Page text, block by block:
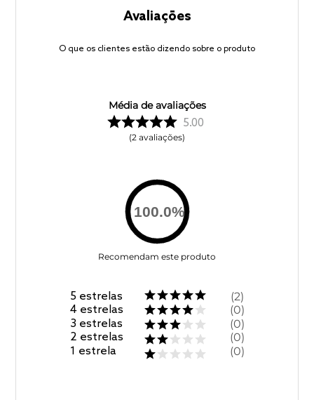
Avaliações
O que os clientes estão dizendo sobre o produto
Média de avaliações
5.00
2 avaliações
100.0%
Recomendam este produto
5 estrelas
4 estrelas
3 estrelas
2 estrelas
1 estrela
2
0
0
0
0